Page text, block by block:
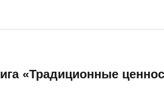
«Традиционные